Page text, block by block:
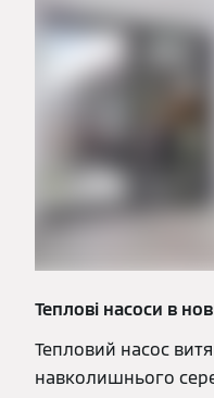
Теплові насоси в
Тепловий насос
навколишнього